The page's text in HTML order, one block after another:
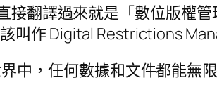
翻譯過來就是「數位版權
叫作 Digital Restrictions
中，任何數據和文件都能無